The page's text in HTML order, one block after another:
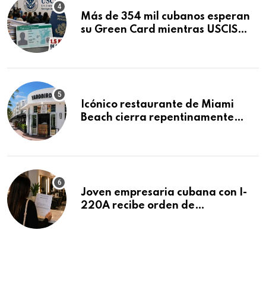
Más de 354 mil cubanos esperan
su Green Card mientras USCIS
Icónico restaurante de Miami
Beach cierra repentinamente
Joven empresaria cubana con I-
220A recibe orden de